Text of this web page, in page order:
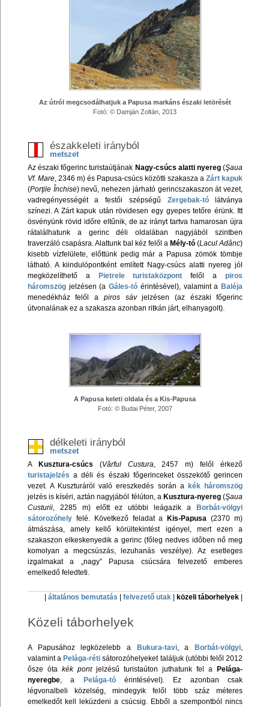
Az útról megcsodálhatjuk a Papusa markáns északi letörését
Fotó: © Damján Zoltán, 2013
északkeleti irányból
metszet
Az északi főgerinc turistaútjának Nagy-csúcs alatti nyereg (Şaua
Vf. Mare, 2346 m) és Papusa-csúcs közötti szakasza aZárt kapuk
(Porţile Închise) nevű, nehezen járható gerincszakaszon át vezet,
vadregényességét a festői szépségű Zergebak-tólátványa
színezi. A Zárt kapuk után rövidesen egy gyepes tetőre érünk. Itt
ösvényünk rövid időre eltűnik, de az irányt tartva hamarosan újra
rátalálhatunk a gerinc déli oldalában nagyjából szintben
traverzáló csapásra. Alattunk bal kéz felől a Mély-tó (Lacul Adânc)
kisebb vízfelülete, előttünk pedig már a Papusa zömök tömbje
látható. A kiindulópontként említett Nagy-csúcs alatti nyereg jól
megközelíthető a
Pietrele turistaközpont felől apiros
háromszögjelzésen (aGáles-tó érintésével), valamint a Baléja
menedékház felől a piros sávjelzésen (az északi főgerinc
útvonalának ez a szakasza azonban ritkán járt, elhanyagolt).
A Papusa keleti oldala és a Kis-Papusa
Fotó: © Budai Péter, 2007
délkeleti irányból
metszet
A Kusztura-csúcs (Vârful Custura, 2457 m) felől érkező
turistajelzés a déli és északi főgerinceket összekötő gerincen
vezet. A Kuszturáról való ereszkedés során a kék háromszög
jelzés is kíséri, aztán nagyjából félúton, a Kusztura-nyereg (Şaua
Custurii, 2285 m) előtt ez utóbbi leágazik a
Borbát-völgyi
sátorozóhelyfelé. Következő feladat a Kis-Papusa (2370 m)
átmászása, amely kellő körültekintést igényel, mert ezen a
szakaszon elkeskenyedik a gerinc (főleg nedves időben nő meg
komolyan a megcsúszás, lezuhanás veszélye). Az esetleges
izgalmakat a „nagy” Papusa csúcsára felvezető emberes
emelkedő feledteti.
|általános bemutatás |felvezető utak közeli táborhelyek
Közeli táborhelyek
A Papusához legközelebb a Bukura-tavi, aBorbát-völgyi,
valamint aPelága-réti sátorozóhelyeket találjuk (utóbbi felől 2012
ősze óta kék pontjelzésű turistaúton juthatunk fel aPelága-
nyeregbe, a Pelága-tóérintésével). Ez azonban csak
légvonalbeli közelség, mindegyik felől több száz méteres
emelkedőt kell leküzdeni a csúcsig. Ebből a szempontból nincs